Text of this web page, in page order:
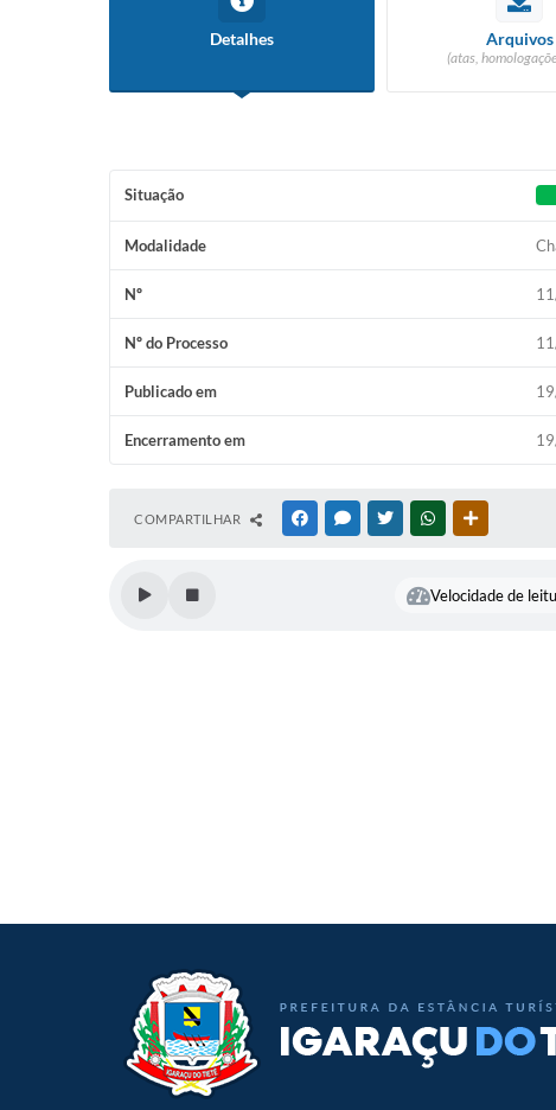
Detalhes Arquivos
(atas,
Situação
Modalidade
Nº
Nº do Processo
Publicado em
Encerramento em
COMPARTILHAR FACEBOOKMESSENGER
TWITTERWHATSAPP
Velocidade de